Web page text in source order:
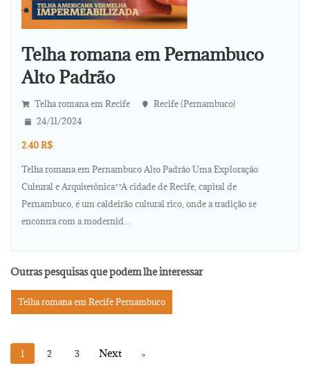
Telha romana em Pernambuco
Alto Padrão
Telha romana em Recife
Recife (Pernambuco)
24/11/2024
2.40 R$
Telha romana em Pernambuco Alto Padrão Uma Exploração
Cultural e Arquitetônica**A cidade de Recife, capital de
Pernambuco, é um caldeirão cultural rico, onde a tradição se
encontra com a modernid...
Outras pesquisas que podem lhe interessar
Telha romana em Recife Pernambuco
1 2 3 »